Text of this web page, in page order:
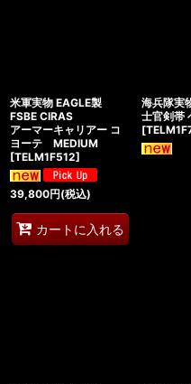
米軍実物 EAGLE製
FSBE CIRAS
アーマーキャリアー コ
ヨーテ MEDIUM
[TELM1F512]
39,800円(税込)
カートに入れる
海兵隊実
士官剣帯
[